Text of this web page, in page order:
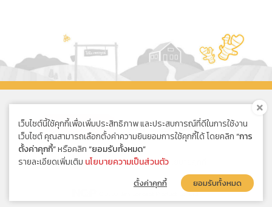
ซื้อออนไลน์
นโยบายความเป็นส่วนตัว | นโยบายคุกกี้
© 2020 New Concept Product Co., Ltd.
เว็บไซต์นี้ใช้คุกกี้เพื่อเพิ่มประสิทธิภาพ และประสบการณ์ที่ดีในการใช้งาน
เว็บไซต์ คุณสามารถเลือกตั้งค่าความยินยอมการใช้คุกกี้ได้ โดยคลิก“การ
ตั้งค่าคุกกี้”หรือคลิก“ยอมรับทั้งหมด”
รายละเอียดเพิ่มเติม นโยบายความเป็นส่วนตัว
ตั้งค่าคุกกี้ ยอมรับทั้งหมด